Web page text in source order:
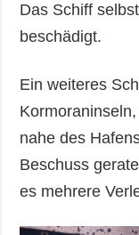
Das Schiff
beschädigt.
Ein weiteres
nahe des
Beschuss
es mehrere